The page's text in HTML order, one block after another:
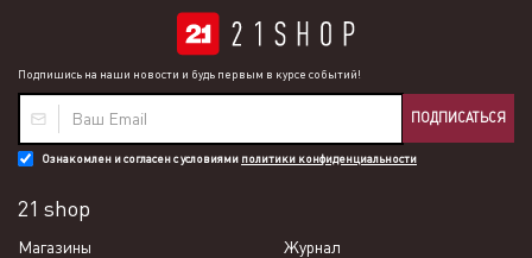
Подпишись на наши новости и будь первым в курсе событий!
ПОДПИСАТЬСЯ
Ознакомлен и согласен с условиями политики конфиденциальности
21 shop
Магазины
Журнал